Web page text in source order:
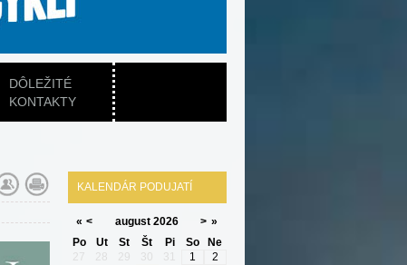
DÔLEŽITÉ
KONTAKTY
KALENDÁR PODUJATÍ
« < august 2026 > »
Po
Ut St Št Pi So
Ne
27
28 29 30 31 1
2